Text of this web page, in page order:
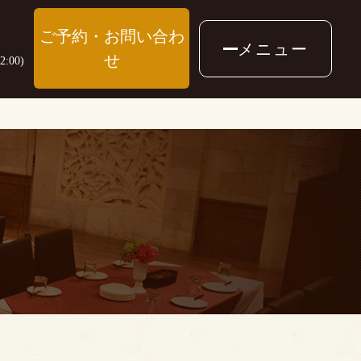
ご予約・お問い合わ
せ
メニュー